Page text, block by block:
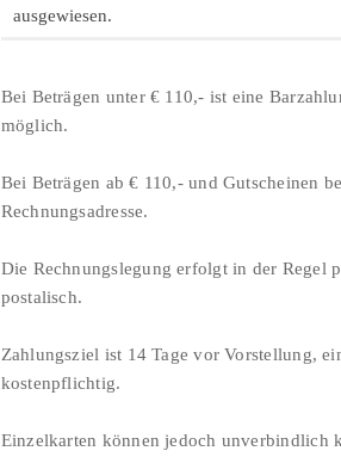
ausgewiesen.
Bei Beträgen unter € 110,- ist eine
möglich.
Bei Beträgen ab € 110,- und Gutscheinen
Rechnungsadresse.
Die Rechnungslegung erfolgt in der Regel
postalisch.
Zahlungsziel ist 14 Tage vor Vorstellung,
kostenpflichtig.
Einzelkarten können jedoch unverbindlich